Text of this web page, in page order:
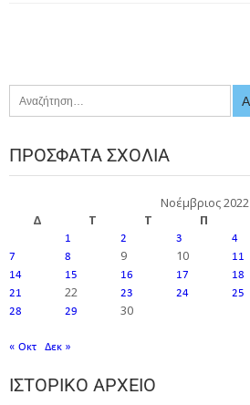
ΠΡΌΣΦΑΤΑ ΣΧΌΛΙΑ
Νοέμβριος 2022
Δ
Τ Τ Π
1 2 3 4
7 8 9 10 11
14 15 16 17 18
21 22 23 24 25
28 29 30
« Οκτ Δεκ »
ΙΣΤΟΡΙΚΌ ΑΡΧΕΊΟ